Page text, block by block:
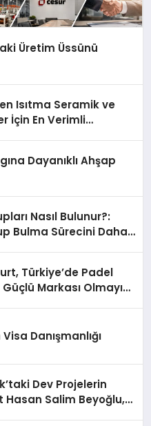
Üretim Üssünü
Isıtma Seramik ve
İçin En Verimli
Dayanıklı Ahşap
Nasıl Bulunur?:
Bulma Sürecini Daha
Türkiye’de Padel
Güçlü Markası Olmayı
Danışmanlığı
Dev Projelerin
Hasan Salim Beyoğlu,